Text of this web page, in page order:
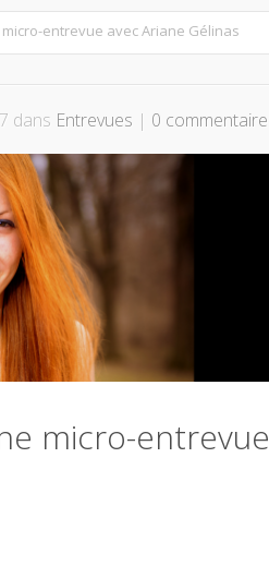
entrevue avec Ariane Gélinas
dans Entrevues | 0 commentaire
micro-entrevue